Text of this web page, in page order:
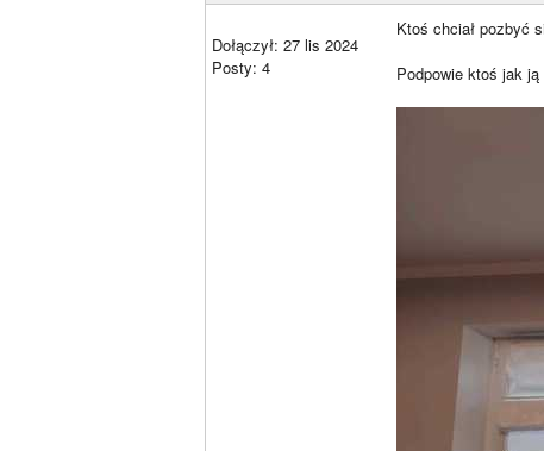
Dołączył: 27 lis 2024
Posty: 4
Ktoś chciał pozbyć
Podpowie ktoś jak ją